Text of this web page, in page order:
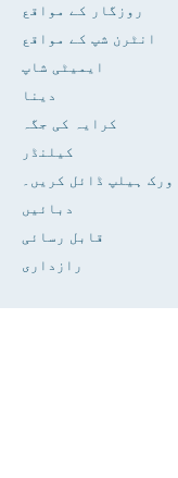
روزگار کے مواقع
انٹرن شپ کے مواقع
ایمیٹی شاپ
دینا
کرایہ کی جگہ
کیلنڈر
ہیلپ ڈائل کریں۔
دبائیں
رازداری